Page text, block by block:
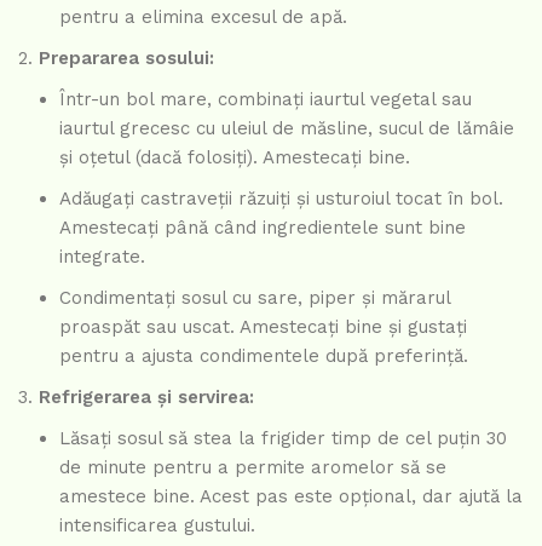
pentru a elimina excesul de apă.
Prepararea sosului:
Într-un bol mare, combinați iaurtul vegetal sau
iaurtul grecesc cu uleiul de măsline, sucul de lămâie
și oțetul (dacă folosiți). Amestecați bine.
Adăugați castraveții răzuiți și usturoiul tocat în bol.
Amestecați până când ingredientele sunt bine
integrate.
Condimentați sosul cu sare, piper și mărarul
proaspăt sau uscat. Amestecați bine și gustați
pentru a ajusta condimentele după preferință.
Refrigerarea și servirea:
Lăsați sosul să stea la frigider timp de cel puțin 30
de minute pentru a permite aromelor să se
amestece bine. Acest pas este opțional, dar ajută la
intensificarea gustului.